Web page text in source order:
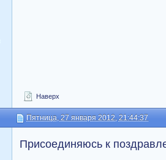
Наверх
Пятница, 27 января 2012, 21:44:37
Присоединяюсь к